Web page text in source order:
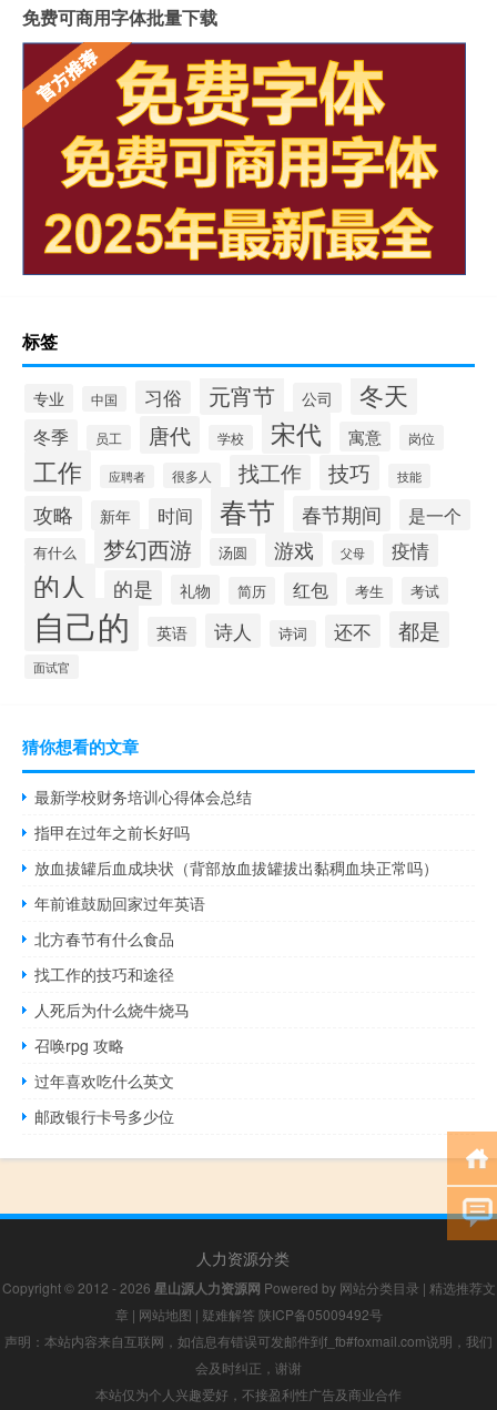
免费可商用字体批量下载
标签
专业 中国 习俗 元宵节 公司 冬天
冬季 员工 唐代 学校 宋代 寓意 岗位
工作 应聘者 很多人 找工作 技巧 技能
攻略 新年 时间 春节 春节期间 是一个
有什么 梦幻西游 汤圆 游戏 父母 疫情
的人 的是 礼物 简历 红包 考生 考试
自己的 英语 诗人 诗词 还不 都是
面试官
猜你想看的文章
最新学校财务培训心得体会总结
指甲在过年之前长好吗
放血拔罐后血成块状（背部放血拔罐拔出黏稠血块正常吗）
年前谁鼓励回家过年英语
北方春节有什么食品
找工作的技巧和途径
人死后为什么烧牛烧马
召唤rpg 攻略
过年喜欢吃什么英文
邮政银行卡号多少位
人力资源分类
Copyright © 2012 - 2026 星山源人力资源网 Powered by 网站分类目录 | 精选推荐文
章 | 网站地图 | 疑难解答 陕ICP备05009492号
声明：本站内容来自互联网，如信息有错误可发邮件到f_fb#foxmail.com说明，我们
会及时纠正，谢谢
本站仅为个人兴趣爱好，不接盈利性广告及商业合作